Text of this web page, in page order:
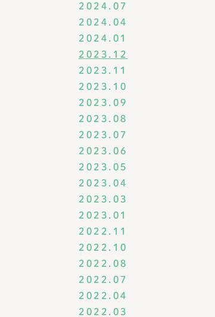
2024.07
2024.04
2024.01
2023.12
2023.11
2023.10
2023.09
2023.08
2023.07
2023.06
2023.05
2023.04
2023.03
2023.01
2022.11
2022.10
2022.08
2022.07
2022.04
2022.03